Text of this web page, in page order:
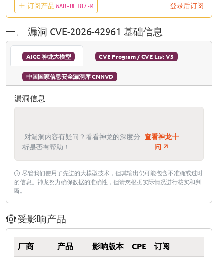
订阅产品 WAB-BE187-M 登录后订阅
一、 漏洞 CVE-2026-42961 基础信息
AIGC 神龙大模型 CVE Program / CVE List V5
中国国家信息安全漏洞库 CNNVD
漏洞信息
对漏洞内容有疑问？看看神龙的深度分
析是否有帮助！
查看神龙十
问 ↗
尽管我们使用了先进的大模型技术，但其输出仍可能包含不准确或过时
的信息。神龙努力确保数据的准确性，但请您根据实际情况进行核实和判
断。
受影响产品
厂商 产品 影响版本 CPE 订阅